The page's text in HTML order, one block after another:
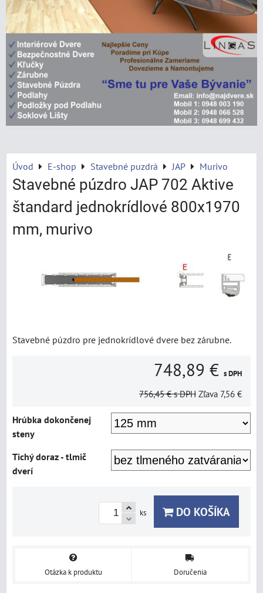
Úvod E-shop Stavebné puzdrá JAP Murivo
Stavebné púzdro JAP 702 Aktive
štandard jednokrídlové 800x1970
mm, murivo
Stavebné púzdro pre jednokrídlové dvere bez zárubne.
748,89 € s DPH
756,45 € s DPH Zľava 7,56 €
Hrúbka dokončenej
steny
Tichý doraz - tlmič
dverí
ks DO KOŠÍKA
Otázka k produktu Doručenia